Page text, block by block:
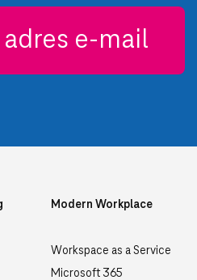
e-mail
Modern Workplace
Workspace as a Service
Microsoft 365